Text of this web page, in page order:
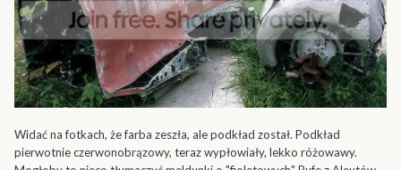
Widać na fotkach, że farba zeszła, ale podkład został. Podkład
pierwotnie czerwonobrązowy, teraz wypłowiały, lekko różowawy.